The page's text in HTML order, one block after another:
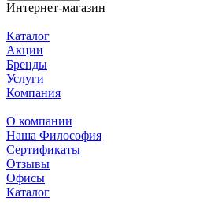
Интернет-магазин
Каталог
Акции
Бренды
Услуги
Компания
О компании
Наша Философия
Сертификаты
Отзывы
Офисы
Каталог